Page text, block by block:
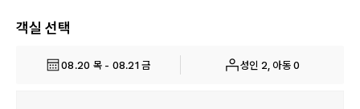
객실 선택
08.20 목 - 08.21 금 성인 2, 아동 0